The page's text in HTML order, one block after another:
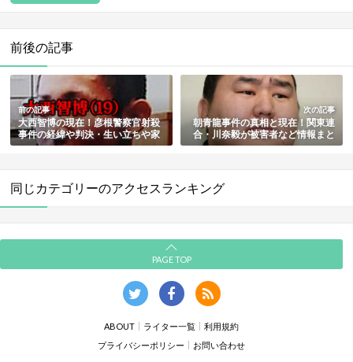
前後の記事
前の記事
大西智博の現在！彦根警察官射殺
事件の経緯や判決・生い立ちや家
族も総まとめ
次の記事
朝青龍事件の真相と現在！関東連
合・川奈毅が被害者など情報まと
め
同じカテゴリーのアクセスランキング
PAGE TOP
ABOUT ライター一覧
利用規約
プライバシーポリシー
お問い合わせ